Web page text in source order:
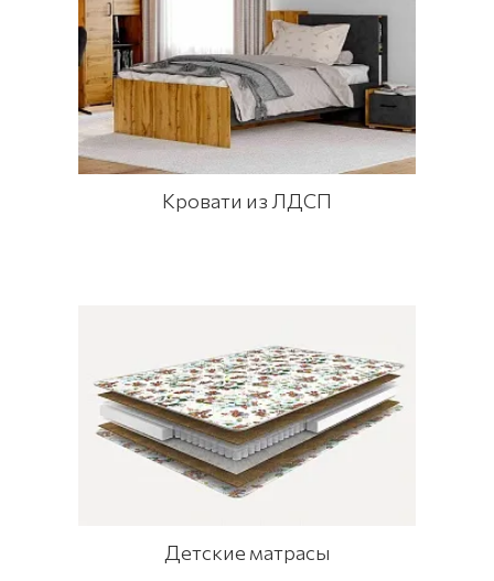
Кровати из ЛДСП
Детские матрасы